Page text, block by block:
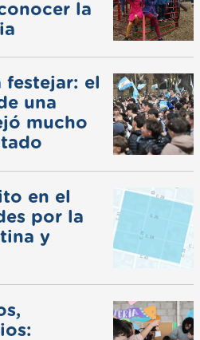
la
festejar: el
una
mucho
en el
por la
y